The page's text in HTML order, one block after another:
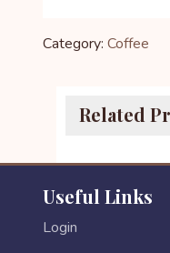
Category: Coffee
Related
Useful Links
Login